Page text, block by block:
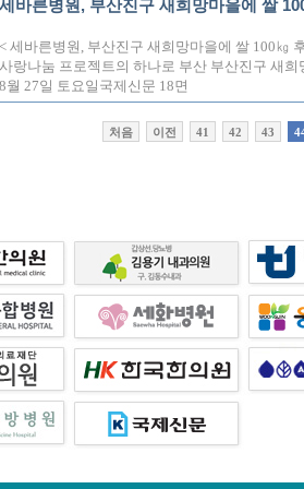
세바른병원, 부산진구 새희망마을에 쌀
< 세바른병원, 부산진구 새희망마을에 쌀 100㎏
사랑나눔 프로젝트의 하나로 부산 부산진구 새
8월 27일 토요일국제신문 18면
처음 이전 41 42 43